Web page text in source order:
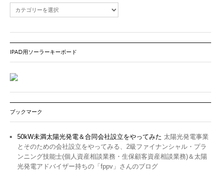
IPAD用ソーラーキーボード
ブックマーク
50kW未満太陽光発電＆合同会社設立をやってみた 太陽光発電事業
とそのための会社設立をやってみる、2級ファイナンシャル・プラ
ンニング技能士(個人資産相談業務・生保顧客資産相談業務)＆太陽
光発電アドバイザー持ちの「fppv」さんのブログ